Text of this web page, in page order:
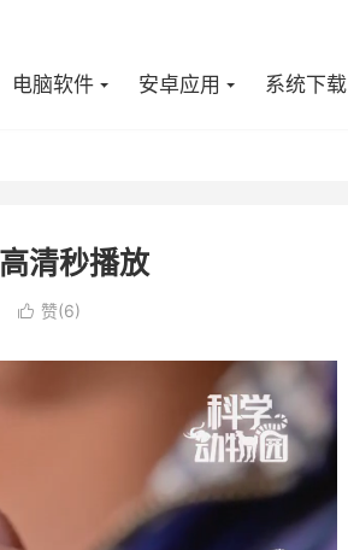
电脑软件 安卓应用 系统下载
清秒播放
 赞(6)